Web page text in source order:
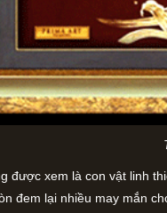
được xem là con vật linh
đem lại nhiều may mắn